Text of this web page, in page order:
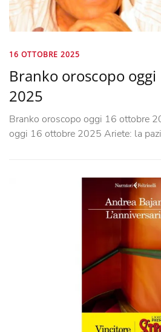
16 OTTOBRE 2025
Branko oroscopo
2025
Branko oroscopo oggi 16 ottobre
oggi 16 ottobre 2025 Ariete: la